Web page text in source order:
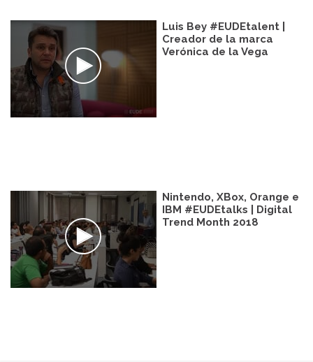
Luis Bey #EUDEtalent |
Creador de la marca
Verónica de la Vega
Nintendo, XBox, Orange e
IBM #EUDEtalks | Digital
Trend Month 2018